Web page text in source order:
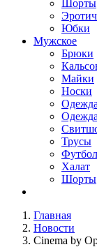
Шорты
Юбки
Мужское
Брюки
Майки
Носки
Трусы
Халат
Шорты
Главная
Новости
Cinema by